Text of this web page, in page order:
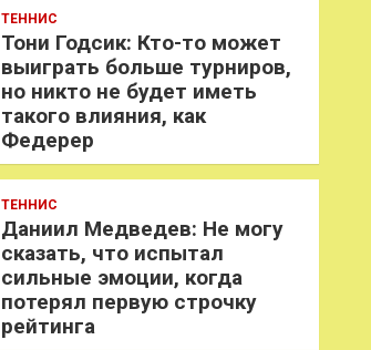
ТЕННИС
Тони Годсик: Кто-то может
выиграть больше турниров,
но никто не будет иметь
такого влияния, как
Федерер
ТЕННИС
Даниил Медведев: Не могу
сказать, что испытал
сильные эмоции, когда
потерял первую строчку
рейтинга